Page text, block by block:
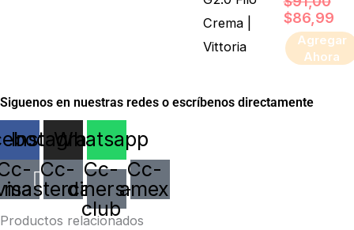
$86,99
Agregar
Ahora
Siguenos en nuestras redes o escríbenos directamente
Instagram
Whatsapp
Cc-
mastercard
Cc-
diners-
club
Cc-
amex
Productos relacionados